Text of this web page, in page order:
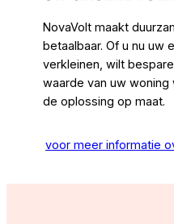
NovaVolt maakt
betaalbaar. Of u nu uw
verkleinen, wilt
waarde van uw
de oplossing op maat.
voor meer informatie